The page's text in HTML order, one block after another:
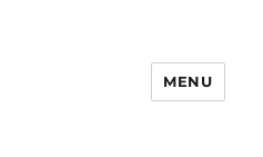
MENU